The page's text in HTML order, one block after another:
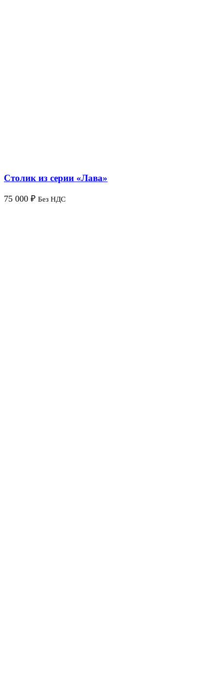
Столик из серии «Лава»
75 000 ₽ Без НДС